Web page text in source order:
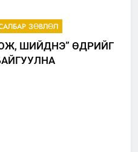
ЗӨВЛӨЛ
ШИЙДНЭ” ӨДРИЙГ